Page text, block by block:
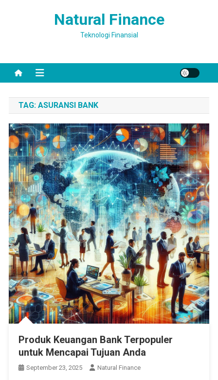
Natural Finance
Teknologi Finansial
TAG: ASURANSI BANK
Produk Keuangan Bank Terpopuler
untuk Mencapai Tujuan Anda
September 23, 2025 Natural Finance